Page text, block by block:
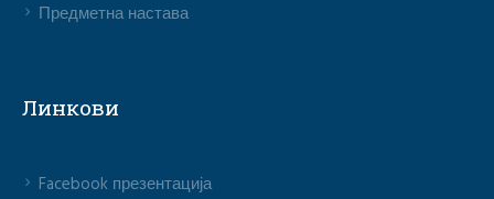
Предметна настава
Линкови
Facebook презентација